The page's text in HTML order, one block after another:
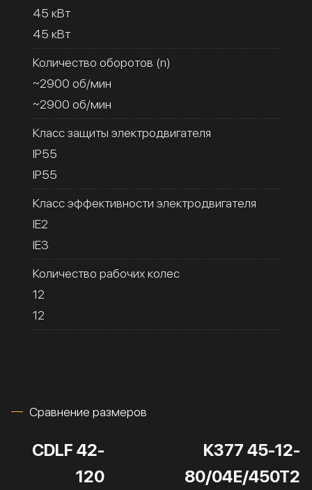
45 кВт
45 кВт
Количество оборотов (n)
~2900 об/мин
~2900 об/мин
Класс защиты электродвигателя
IP55
IP55
Класс эффективности электродвигателя
IE2
IE3
Количество рабочих колес
12
12
Сравнение размеров
CDLF 42-
120
К377 45-12-
80/04Е/450Т2